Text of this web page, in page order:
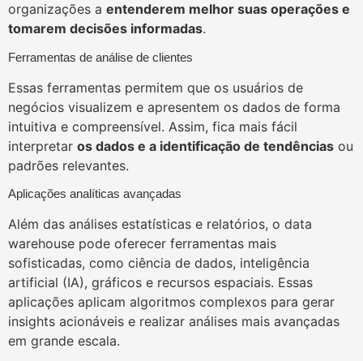
organizações a entenderem melhor suas operações e
tomarem decisões informadas.
Ferramentas de análise de clientes
Essas ferramentas permitem que os usuários de
negócios visualizem e apresentem os dados de forma
intuitiva e compreensível. Assim, fica mais fácil
interpretar os dados e a identificação de tendências ou
padrões relevantes.
Aplicações analíticas avançadas
Além das análises estatísticas e relatórios, o data
warehouse pode oferecer ferramentas mais
sofisticadas, como ciência de dados, inteligência
artificial (IA), gráficos e recursos espaciais. Essas
aplicações aplicam algoritmos complexos para gerar
insights acionáveis e realizar análises mais avançadas
em grande escala.